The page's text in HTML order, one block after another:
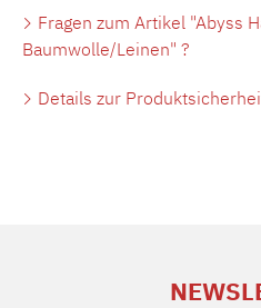
Fragen zum Artikel "Abyss
Baumwolle/Leinen" ?
Details zur